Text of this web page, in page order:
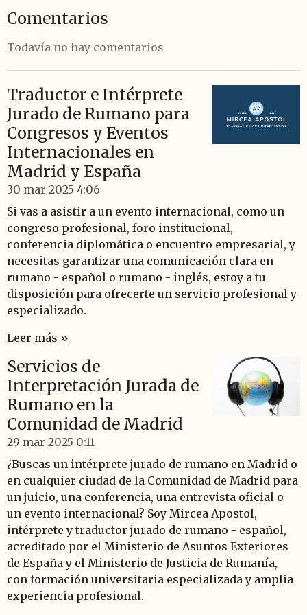
Comentarios
Todavía no hay comentarios
Traductor e Intérprete
Jurado de Rumano para
Congresos y Eventos
Internacionales en
Madrid y España
30 mar 2025 4:06
Si vas a asistir a un evento internacional, como un
congreso profesional, foro institucional,
conferencia diplomática o encuentro empresarial, y
necesitas garantizar una comunicación clara en
rumano - español o rumano - inglés, estoy a tu
disposición para ofrecerte un servicio profesional y
especializado.
Leer más »
Servicios de
Interpretación Jurada de
Rumano en la
Comunidad de Madrid
29 mar 2025 0:11
¿Buscas un intérprete jurado de rumano en Madrid o
en cualquier ciudad de la Comunidad de Madrid para
un juicio, una conferencia, una entrevista oficial o
un evento internacional? Soy Mircea Apostol,
intérprete y traductor jurado de rumano - español,
acreditado por el Ministerio de Asuntos Exteriores
de España y el Ministerio de Justicia de Rumanía,
con formación universitaria especializada y amplia
experiencia profesional.